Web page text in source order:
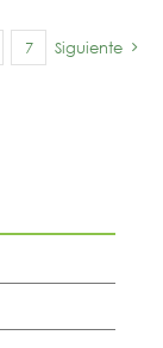
7 Siguiente